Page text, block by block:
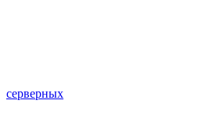
серверных